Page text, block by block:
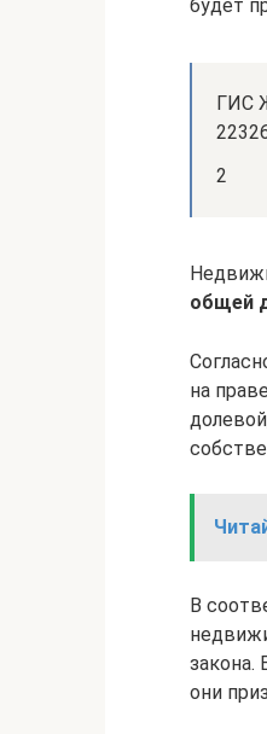
будет
ГИС
2
общей
на
В
закона.
они